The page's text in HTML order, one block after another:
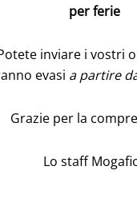
verde (Cod.
i prezzi
(Cod.
Accedi/
per ferie
inviare i vostri
evasi a partire
Grazie per la
Lo staff